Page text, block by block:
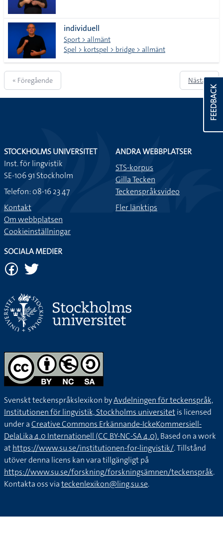
individuell
Sport > allmänt
Spel > kortspel > bridge > allmänt
« Föregående Nästa »
FEEDBACK
STOCKHOLMS UNIVERSITET
Inst. för lingvistik
SE-106 91 Stockholm
Telefon: 08-16 23 47
Kontakt
Om webbplatsen
Cookieinställningar
ANDRA WEBBPLATSER
STS-korpus
Gilla Tecken
Teckenspråksvideo
Fler länktips
SOCIALA MEDIER
Svenskt teckenspråkslexikon byAvdelningen för teckenspråk,
Institutionen för lingvistik, Stockholms universitetis licensed
under aCreative Commons Erkännande-IckeKommersiell-
DelaLika 4.0 Internationell (CC BY-NC-SA 4.0).Based on a work
athttps://www.su.se/institutionen-for-lingvistik/. Tillstånd
utöver denna licens kan vara tillgängligt på
https://www.su.se/forskning/forskningsämnen/teckenspråk.
Kontakta oss viateckenlexikon@ling.su.se.